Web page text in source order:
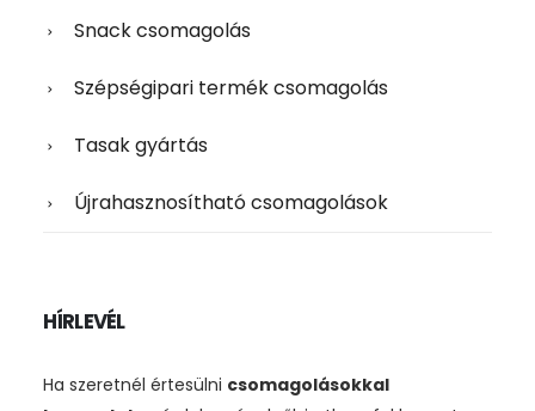
Snack csomagolás
Szépségipari termék csomagolás
Tasak gyártás
Újrahasznosítható csomagolások
HÍRLEVÉL
Ha szeretnél értesülni csomagolásokkal